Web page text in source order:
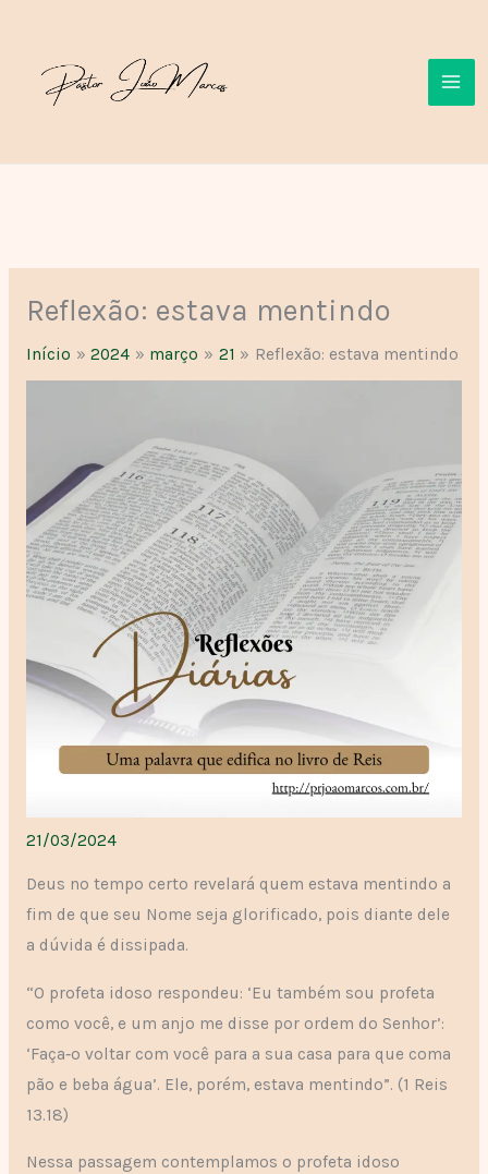
conteúdo
Reflexão: estava mentindo
Início 2024 março 21 Reflexão: estava mentindo
21/03/2024
Deus no tempo certo revelará quem estava mentindo a
fim de que seu Nome seja glorificado, pois diante dele
a dúvida é dissipada.
“O profeta idoso respondeu: ‘Eu também sou profeta
como você, e um anjo me disse por ordem do Senhor’:
‘Faça‑o voltar com você para a sua casa para que coma
pão e beba água’. Ele, porém, estava mentindo”. (1 Reis
13.18)
Nessa passagem contemplamos o profeta idoso